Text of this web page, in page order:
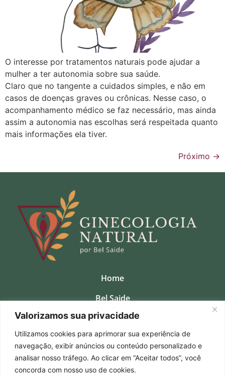
Valorizamos sua privacidade
Utilizamos cookies para aprimorar sua experiência de
navegação, exibir anúncios ou conteúdo personalizado e
analisar nosso tráfego. Ao clicar em “Aceitar todos”, você
concorda com nosso uso de cookies.
O interesse por tratamentos naturais pode ajudar a
mulher a ter autonomia sobre sua saúde.⠀
Claro que no tangente a cuidados simples, e não em
casos de doenças graves ou crônicas. Nesse caso, o
acompanhamento médico se faz necessário, mas ainda
assim a autonomia nas escolhas será respeitada quanto
mais informações ela tiver.⠀
Próximo →
Home
Bel Saide
Clinica
Consultas Presenciais
Cursos